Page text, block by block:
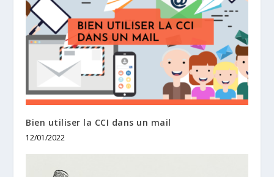
Bien utiliser la CCI dans un mail
12/01/2022